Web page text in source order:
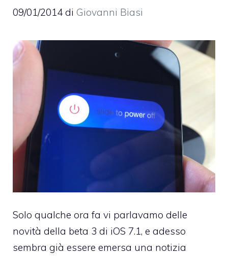
09/01/2014 di Giovanni Biasi
Solo qualche ora fa vi parlavamo delle
novità della beta 3 di iOS 7.1, e adesso
sembra già essere emersa una notizia